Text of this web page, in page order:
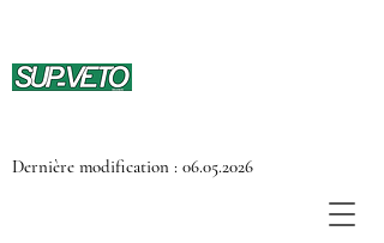
Dernière modification : 06.05.2026